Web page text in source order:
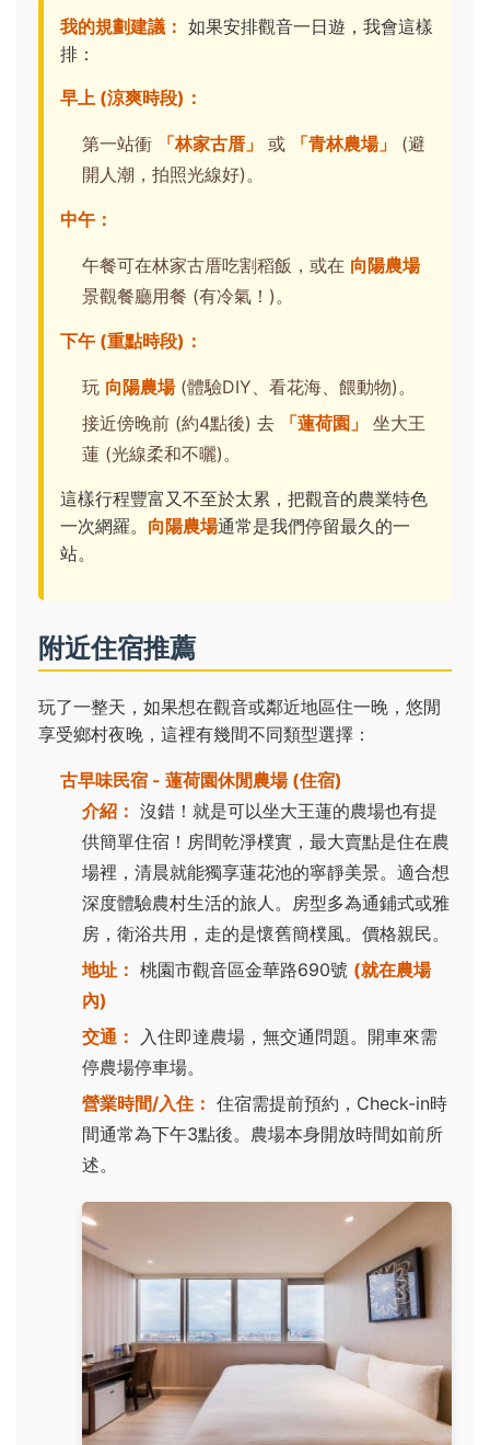
我的規劃建議： 如果安排觀音一日遊，我會這樣
排：
早上 (涼爽時段)：
第一站衝 「林家古厝」 或 「青林農場」
(避
開人潮，拍照光線好)。
中午：
午餐可在林家古厝吃割稻飯，或在 向陽農場
景觀餐廳用餐 (有冷氣！)。
下午 (重點時段)：
玩 向陽農場(體驗DIY、看花海、餵動物)。
接近傍晚前 (約4點後) 去
「蓮荷園」
坐大王
蓮 (光線柔和不曬)。
這樣行程豐富又不至於太累，把觀音的農業特色
一次網羅。 向陽農場通常是我們停留最久的一
站。
附近住宿推薦
玩了一整天，如果想在觀音或鄰近地區住一晚，悠閒
享受鄉村夜晚，這裡有幾間不同類型選擇：
古早味民宿 - 蓮荷園休閒農場 (住宿)
介紹： 沒錯！就是可以坐大王蓮的農場也有提
供簡單住宿！房間乾淨樸實，最大賣點是住在農
場裡，清晨就能獨享蓮花池的寧靜美景。適合想
深度體驗農村生活的旅人。房型多為通鋪式或雅
房，衛浴共用，走的是懷舊簡樸風。價格親民。
地址： 桃園市觀音區金華路690號 (就在農場
內)
交通：
入住即達農場，無交通問題。開車來需
停農場停車場。
營業時間/入住： 住宿需提前預約，Check-in時
間通常為下午3點後。農場本身開放時間如前所
述。